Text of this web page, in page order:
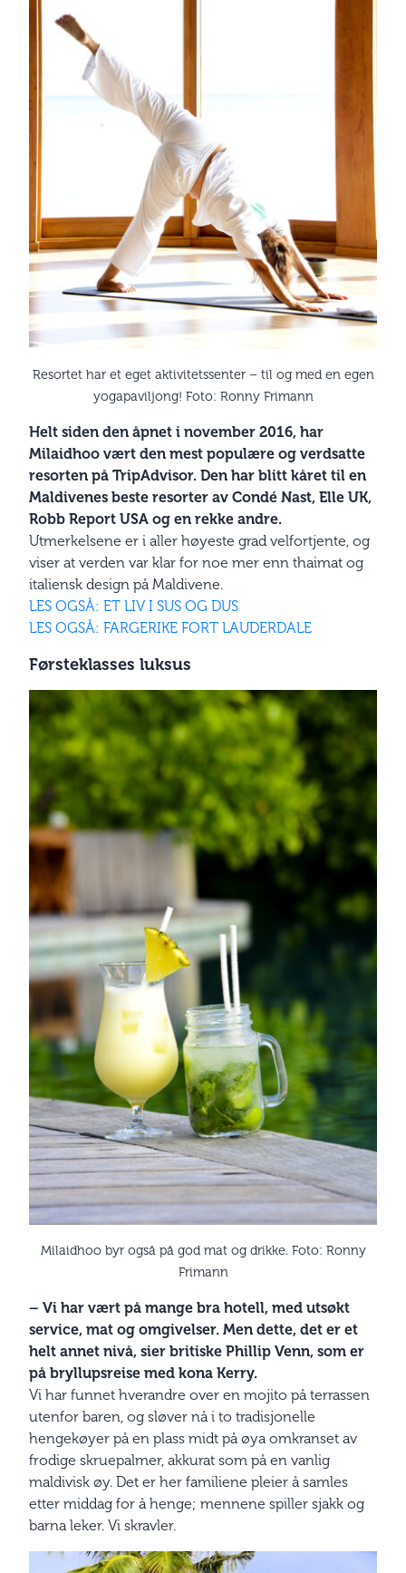
Resortet har et eget aktivitetssenter – til og med en egen
yogapaviljong! Foto: Ronny Frimann
Helt siden den åpnet i november 2016, har
Milaidhoo vært den mest populære og verdsatte
resorten på TripAdvisor. Den har blitt kåret til en
Maldivenes beste resorter av Condé Nast, Elle UK,
Robb Report USA og en rekke andre.
Utmerkelsene er i aller høyeste grad velfortjente, og
viser at verden var klar for noe mer enn thaimat og
italiensk design på Maldivene.
LES OGSÅ: ET LIV I SUS OG DUS
LES OGSÅ: FARGERIKE FORT LAUDERDALE
Førsteklasses luksus
Milaidhoo byr også på god mat og drikke. Foto: Ronny
Frimann
– Vi har vært på mange bra hotell, med utsøkt
service, mat og omgivelser. Men dette, det er et
helt annet nivå, sier britiske Phillip Venn, som er
på bryllupsreise med kona Kerry.
Vi har funnet hverandre over en mojito på terrassen
utenfor baren, og sløver nå i to tradisjonelle
hengekøyer på en plass midt på øya omkranset av
frodige skruepalmer, akkurat som på en vanlig
maldivisk øy. Det er her familiene pleier å samles
etter middag for å henge; mennene spiller sjakk og
barna leker. Vi skravler.